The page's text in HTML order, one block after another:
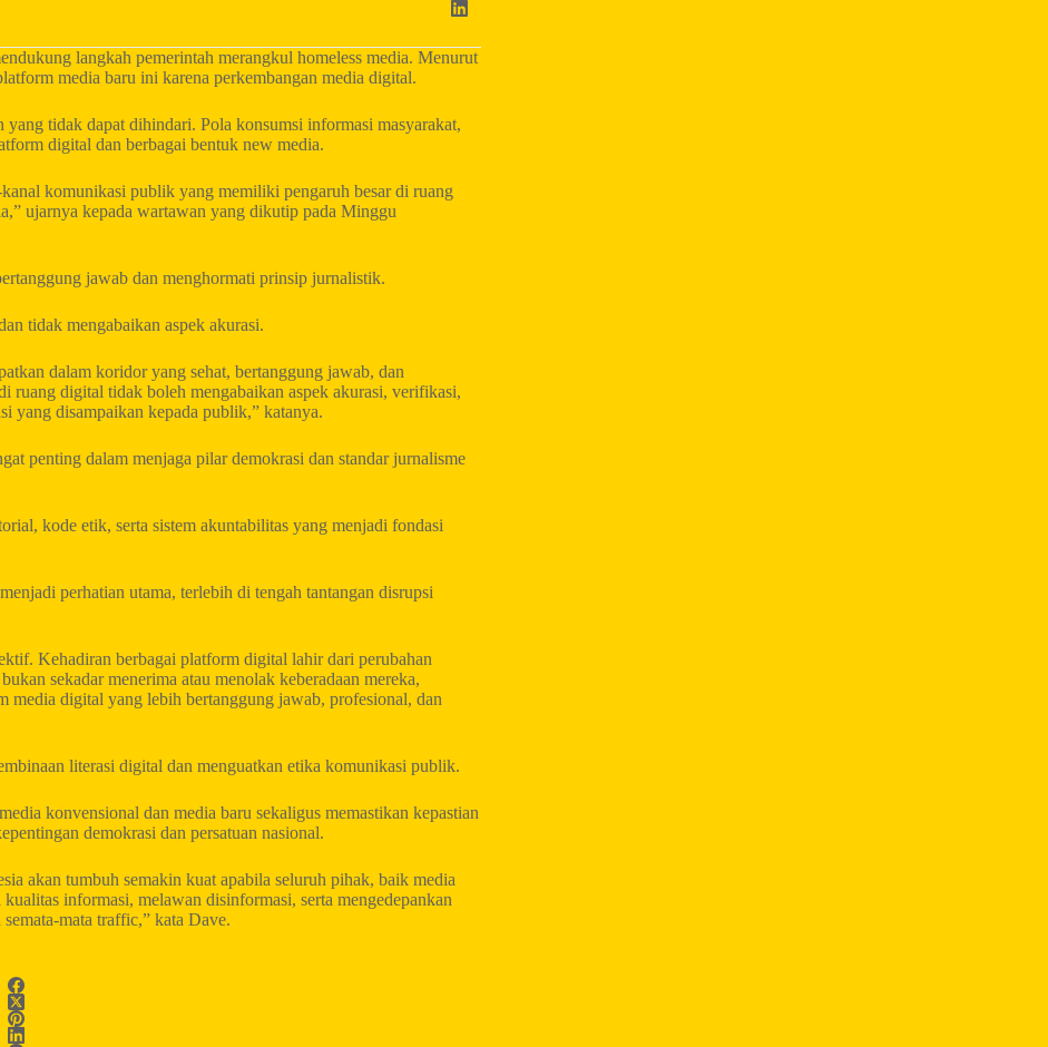
langkah pemerintah merangkul homeless media. Menurut
media baru ini karena perkembangan media digital.
tidak dapat dihindari. Pola konsumsi informasi masyarakat,
digital dan berbagai bentuk new media.
komunikasi publik yang memiliki pengaruh besar di ruang
ujarnya kepada wartawan yang dikutip pada Minggu
jawab dan menghormati prinsip jurnalistik.
tidak mengabaikan aspek akurasi.
dalam koridor yang sehat, bertanggung jawab, dan
ruang digital tidak boleh mengabaikan aspek akurasi, verifikasi,
yang disampaikan kepada publik,” katanya.
penting dalam menjaga pilar demokrasi dan standar jurnalisme
kode etik, serta sistem akuntabilitas yang menjadi fondasi
perhatian utama, terlebih di tengah tantangan disrupsi
Kehadiran berbagai platform digital lahir dari perubahan
sekadar menerima atau menolak keberadaan mereka,
media digital yang lebih bertanggung jawab, profesional, dan
literasi digital dan menguatkan etika komunikasi publik.
konvensional dan media baru sekaligus memastikan kepastian
demokrasi dan persatuan nasional.
akan tumbuh semakin kuat apabila seluruh pihak, baik media
informasi, melawan disinformasi, serta mengedepankan
mata traffic,” kata Dave.